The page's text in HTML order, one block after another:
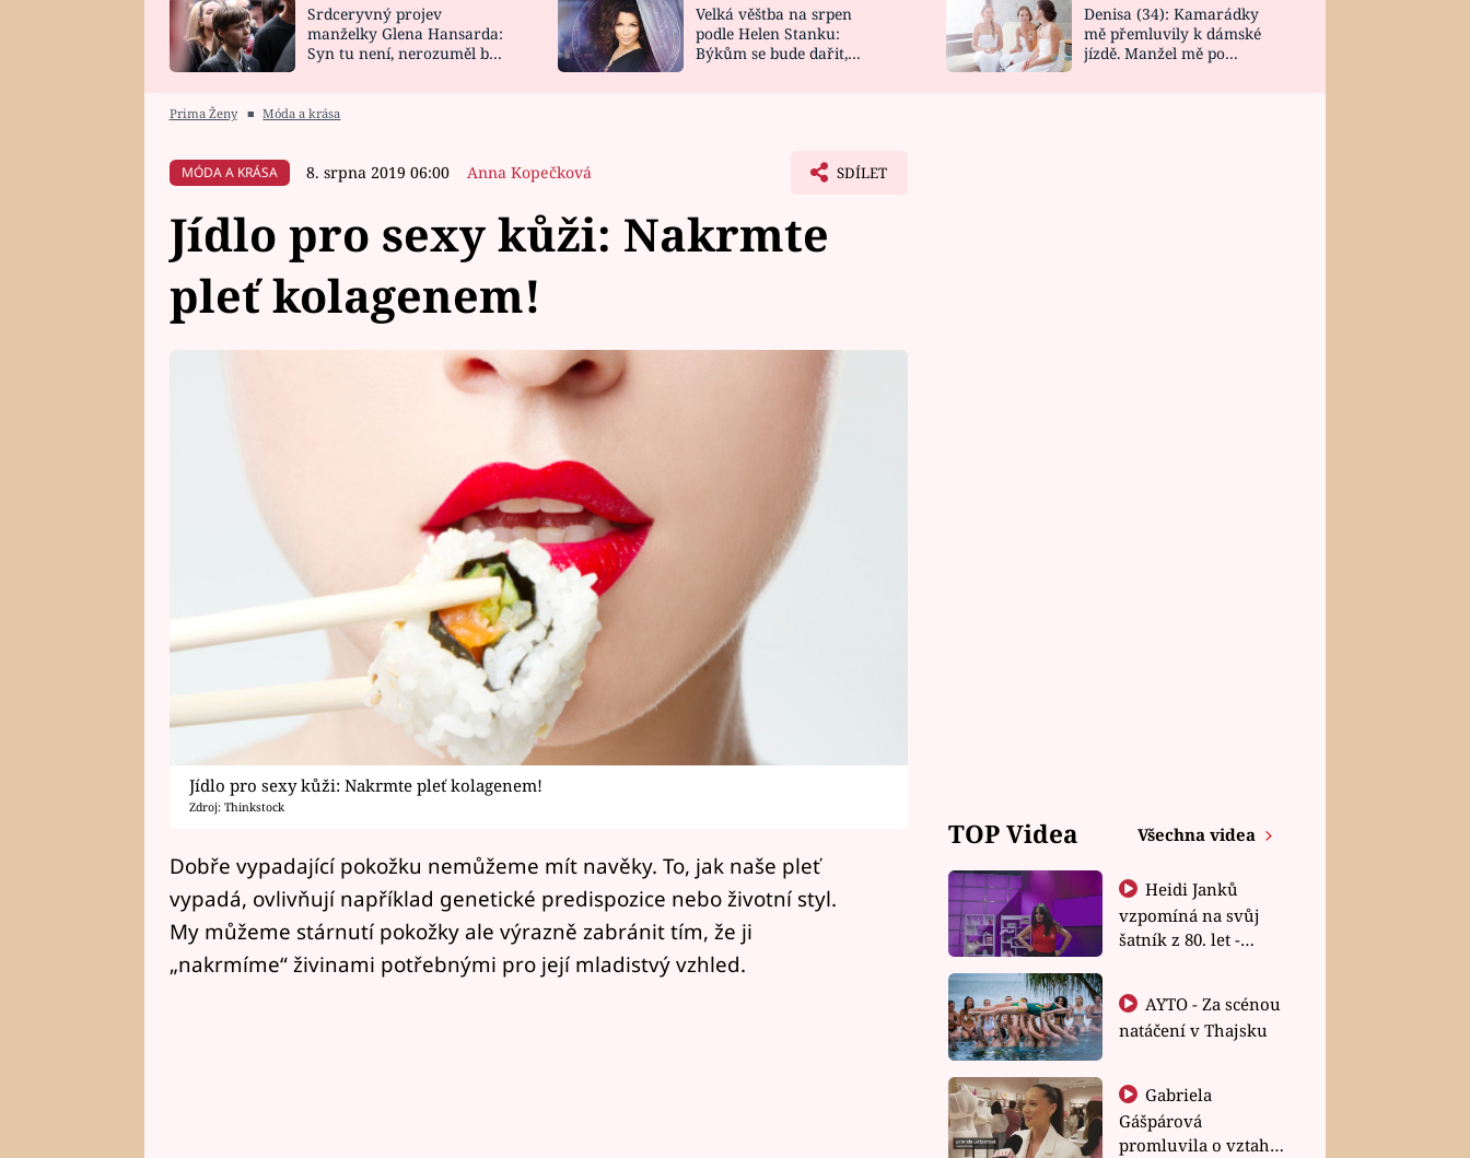
HOROSKOP NA
CELEBRITY
VAŘENÍ
NOVINKY
VIDEORECEPTY
DESIGN
Srdceryvný projev
manželky Glena Hansarda:
Syn tu není, nerozuměl by
Velká věštba na srpen
podle Helen Stanku:
Býkům se bude dařit,
Denisa (34): Kamarádky
mě přemluvily k dámské
jízdě. Manžel mě po
Prima Ženy ■ Móda a krása
MÓDA A KRÁSA 8. srpna 2019 06:00 Anna Kopečková SDÍLET
Jídlo pro sexy kůži: Nakrmte
pleť kolagenem!
Jídlo pro sexy kůži: Nakrmte pleť kolagenem!
Zdroj: Thinkstock
Dobře vypadající pokožku nemůžeme mít navěky. To, jak naše pleť
vypadá, ovlivňují například genetické predispozice nebo životní styl.
My můžeme stárnutí pokožky ale výrazně zabránit tím, že ji
„nakrmíme“ živinami potřebnými pro její mladistvý vzhled.
TOP Videa Všechna videa
Heidi Janků
vzpomíná na svůj
šatník z 80. let -
natáčení v Thajsku
Gabriela
Gášpárová
promluvila o vztahu